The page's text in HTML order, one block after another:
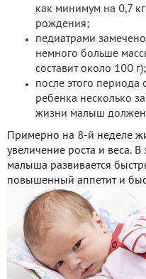
как минимум на 0,7
рождения;
педиатрами
немного больше
составит около 100 г);
после этого периода
ребенка несколько
жизни малыш должен
Примерно на 8-й неделе
увеличение роста и веса. В
малыша развивается
повышенный аппетит и